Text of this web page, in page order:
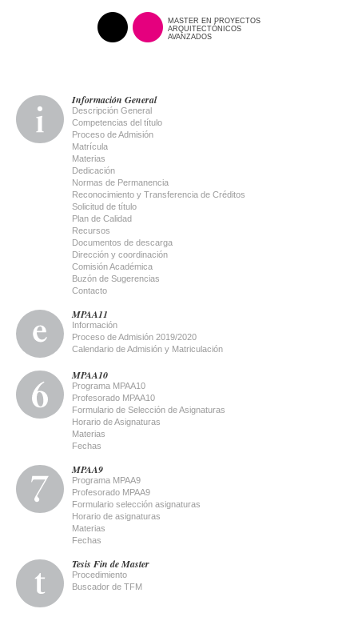
MASTER EN PROYECTOS
ARQUITECTÓNICOS
AVANZADOS
Información General
Descripción General
Competencias del título
Proceso de Admisión
Matrícula
Materias
Dedicación
Normas de Permanencia
Reconocimiento y Transferencia de Créditos
Solicitud de título
Plan de Calidad
Recursos
Documentos de descarga
Dirección y coordinación
Comisión Académica
Buzón de Sugerencias
Contacto
MPAA11
Información
Proceso de Admisión 2019/2020
Calendario de Admisión y Matriculación
MPAA10
Programa MPAA10
Profesorado MPAA10
Formulario de Selección de Asignaturas
Horario de Asignaturas
Materias
Fechas
MPAA9
Programa MPAA9
Profesorado MPAA9
Formulario selección asignaturas
Horario de asignaturas
Materias
Fechas
Tesis Fin de Master
Procedimiento
Buscador de TFM